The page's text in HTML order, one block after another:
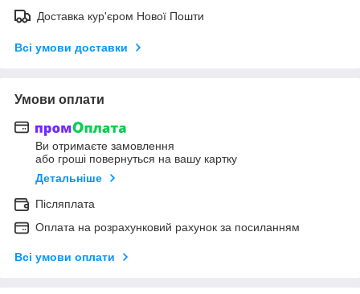
Доставка кур'єром Нової Пошти
Всі умови доставки
Умови оплати
Ви отримаєте замовлення
або гроші повернуться на вашу картку
Детальніше
Післяплата
Оплата на розрахунковий рахунок за посиланням
Всі умови оплати